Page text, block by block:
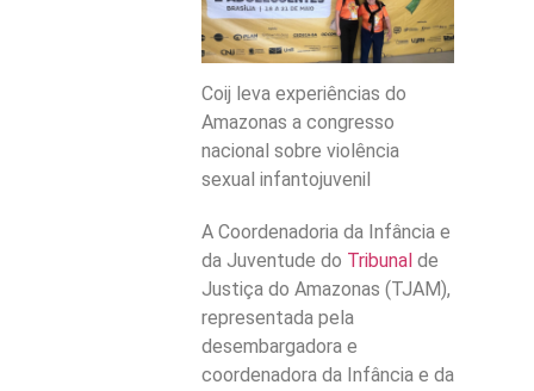
Coij leva experiências do
Amazonas a congresso
nacional sobre violência
sexual infantojuvenil
A Coordenadoria da Infância e
da Juventude do Tribunal de
Justiça do Amazonas (TJAM),
representada pela
desembargadora e
coordenadora da Infância e da